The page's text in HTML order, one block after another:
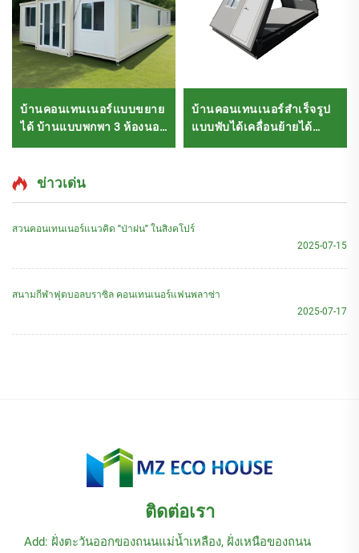
บ้านคอนเทนเนอร์แบบขยาย
ได้ บ้านแบบพกพา 3 ห้องนอน
บ้านคอนเทนเนอร์สำเร็จรูป
แบบพับได้เคลื่อนย้ายได้
ข่าวเด่น
สวนคอนเทนเนอร์แนวคิด "ป่าฝน" ในสิงคโปร์
2025-07-15
สนามกีฬาฟุตบอลบราซิล คอนเทนเนอร์แฟนพลาซ่า
2025-07-17
ติดต่อเรา
Add: ฝั่งตะวันออกของถนนแม่น้ำเหลือง, ฝั่งเหนือของถนน